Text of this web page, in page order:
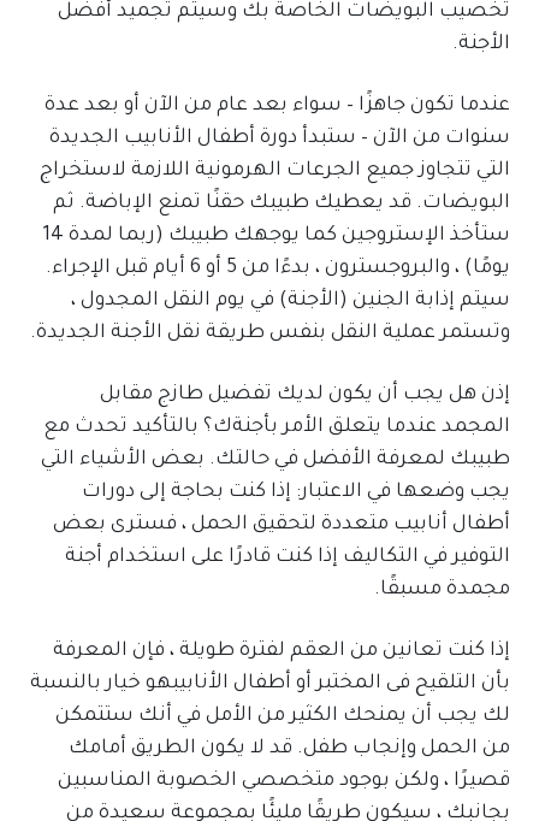
تخصيب البويضات الخاصة بك وسيتم تجميد أفضل
الأجنة.
عندما تكون جاهزًا – سواء بعد عام من الآن أو بعد عدة
سنوات من الآن – ستبدأ دورة أطفال الأنابيب الجديدة
التي تتجاوز جميع الجرعات الهرمونية اللازمة لاستخراج
البويضات. قد يعطيك طبيبك حقنًا تمنع الإباضة. ثم
ستأخذ الإستروجين كما يوجهك طبيبك (ربما لمدة 14
يومًا) ، والبروجسترون ، بدءًا من 5 أو 6 أيام قبل الإجراء.
سيتم إذابة الجنين (الأجنة) في يوم النقل المجدول ،
وتستمر عملية النقل بنفس طريقة نقل الأجنة الجديدة.
إذن هل يجب أن يكون لديك تفضيل طازج مقابل
المجمد عندما يتعلق الأمر بأجنةك؟ بالتأكيد تحدث مع
طبيبك لمعرفة الأفضل في حالتك. بعض الأشياء التي
يجب وضعها في الاعتبار: إذا كنت بحاجة إلى دورات
أطفال أنابيب متعددة لتحقيق الحمل ، فسترى بعض
التوفير في التكاليف إذا كنت قادرًا على استخدام أجنة
مجمدة مسبقًا.
إذا كنت تعانين من العقم لفترة طويلة ، فإن المعرفة
بأن التلقيح فى المختبر أو أطفال الأنابيبهو خيار بالنسبة
لك يجب أن يمنحك الكثير من الأمل في أنك ستتمكن
من الحمل وإنجاب طفل. قد لا يكون الطريق أمامك
قصيرًا ، ولكن بوجود متخصصي الخصوبة المناسبين
بجانبك ، سيكون طريقًا مليئًا بمجموعة سعيدة من